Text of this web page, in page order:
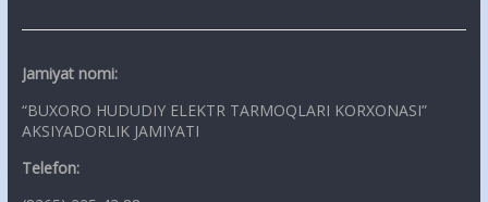
Jamiyat nomi:
“BUXORO HUDUDIY ELEKTR TARMOQLARI KORXONASI”
AKSIYADORLIK JAMIYATI
Telefon: